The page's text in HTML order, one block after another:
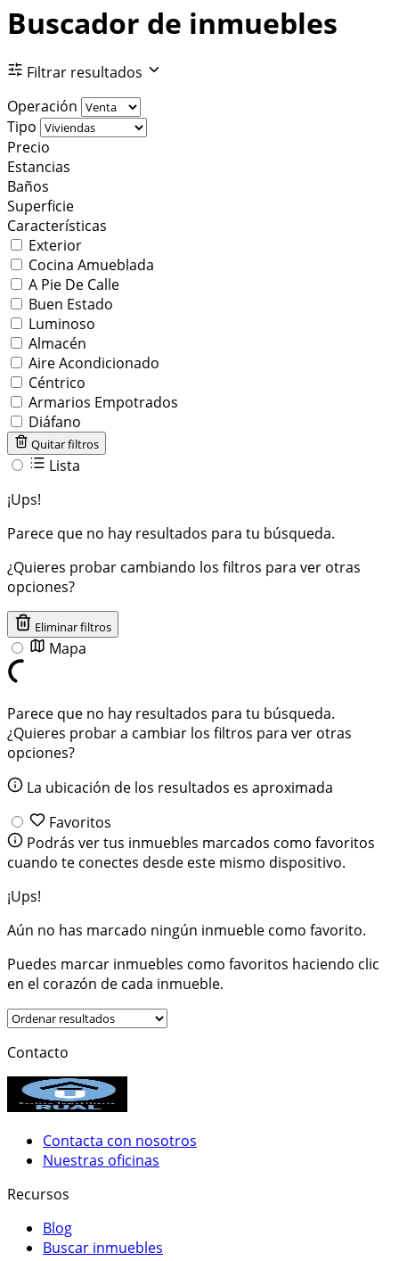
Buscador de inmuebles
Filtrar resultados
Operación
Tipo
Precio
Estancias
Baños
Superficie
Características
Exterior
Cocina Amueblada
A Pie De Calle
Buen Estado
Luminoso
Almacén
Aire Acondicionado
Céntrico
Armarios Empotrados
Diáfano
Quitar filtros
Lista
¡Ups!
Parece que no hay resultados para tu búsqueda.
¿Quieres probar cambiando los filtros para ver otras
opciones?
Eliminar filtros
Mapa
Parece que no hay resultados para tu búsqueda.
¿Quieres probar a cambiar los filtros para ver otras
opciones?
La ubicación de los resultados es aproximada
Favoritos
Podrás ver tus inmuebles marcados como favoritos
cuando te conectes desde este mismo dispositivo.
¡Ups!
Aún no has marcado ningún inmueble como favorito.
Puedes marcar inmuebles como favoritos haciendo clic
en el corazón de cada inmueble.
Contacto
Contacta con nosotros
Nuestras oficinas
Recursos
Blog
Buscar inmuebles